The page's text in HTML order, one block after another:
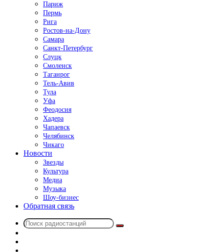
Париж
Пермь
Рига
Ростов-на-Дону
Самара
Санкт-Петербург
Слуцк
Смоленск
Таганрог
Тель-Авив
Тула
Уфа
Феодосия
Хадера
Чапаевск
Челябинск
Чикаго
Новости
Звезды
Культура
Медиа
Музыка
Шоу-бизнес
Обратная связь
Поиск